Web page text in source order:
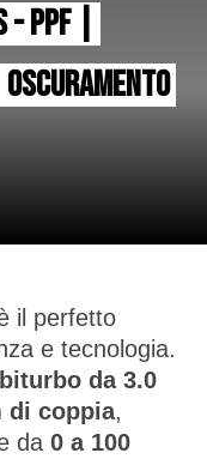
PPF |
il perfetto
e tecnologia.
da 3.0
di coppia,
da 0 a 100